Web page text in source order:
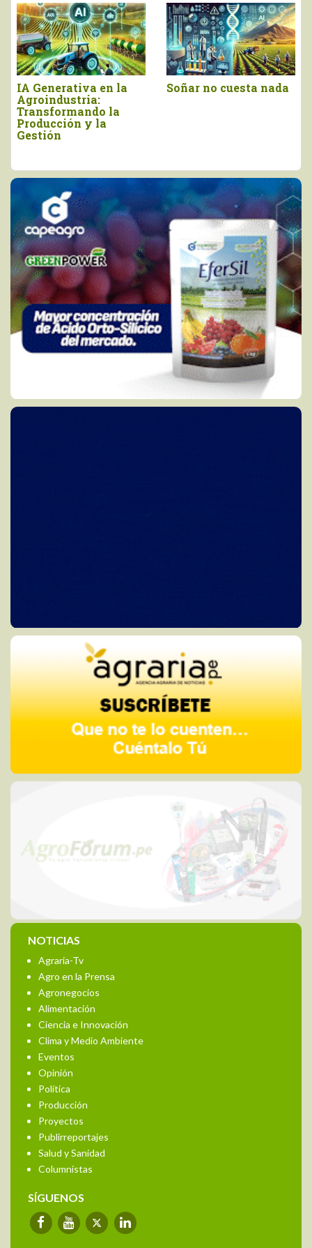
Propuestas que nos
involucren a todos
La necesidad de
NOTICIAS
Agraria-Tv
Agro en la Prensa
Agronegocios
Alimentación
Ciencia e Innovación
Clima y Medio Ambiente
Eventos
Opinión
Política
Producción
Proyectos
Publirreportajes
Salud y Sanidad
Columnistas
SÍGUENOS